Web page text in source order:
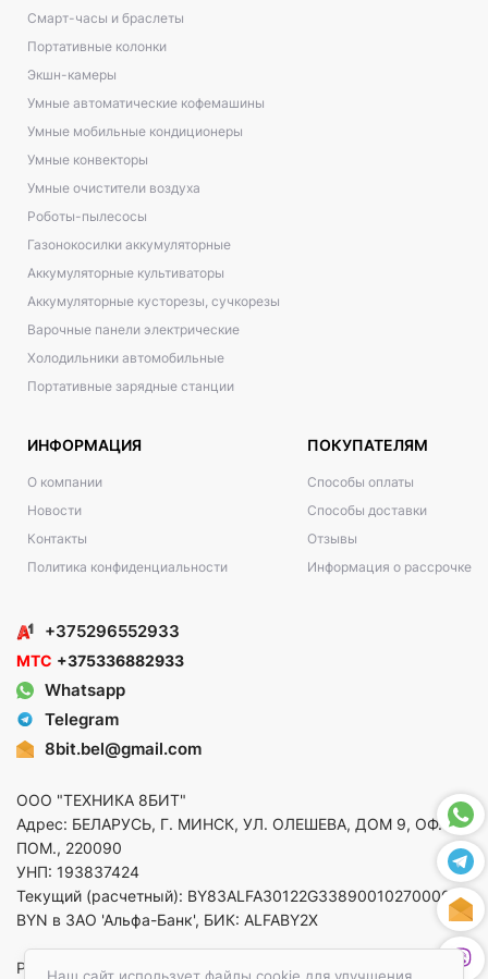
Смарт-часы и браслеты
Портативные колонки
Экшн-камеры
Умные автоматические кофемашины
Умные мобильные кондиционеры
Умные конвекторы
Умные очистители воздуха
Роботы-пылесосы
Газонокосилки аккумуляторные
Аккумуляторные культиваторы
Аккумуляторные кусторезы, сучкорезы
Варочные панели электрические
Холодильники автомобильные
Портативные зарядные станции
ИНФОРМАЦИЯ
О компании
Новости
Контакты
Политика конфиденциальности
ПОКУПАТЕЛЯМ
Способы оплаты
Способы доставки
Отзывы
Информация о рассрочке
+375296552933
МТС +375336882933
Whatsapp
Telegram
8bit.bel@gmail.com
ООО "ТЕХНИКА 8БИТ"
Адрес: БЕЛАРУСЬ, Г. МИНСК, УЛ. ОЛЕШЕВА, ДОМ 9, ОФ. 5,
ПОМ., 220090
УНП: 193837424
Текущий (расчетный): BY83ALFA30122G33890010270000 в
BYN в ЗАО 'Альфа-Банк', БИК: ALFABY2X
Регистрация в торговом реестре от 14.08.2025 Минский